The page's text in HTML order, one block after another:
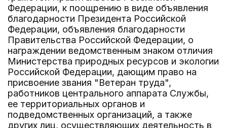
Федерации, к поощрению в виде объявления
благодарности Президента Российской
Федерации, объявления благодарности
Правительства Российской Федерации, о
награждении ведомственным знаком отличия
Министерства природных ресурсов и экологии
Российской Федерации, дающим право на
присвоение звания "Ветеран труда",
работников центрального аппарата Службы,
ее территориальных органов и
подведомственных организаций, а также
других лиц, осуществляющих деятельность в